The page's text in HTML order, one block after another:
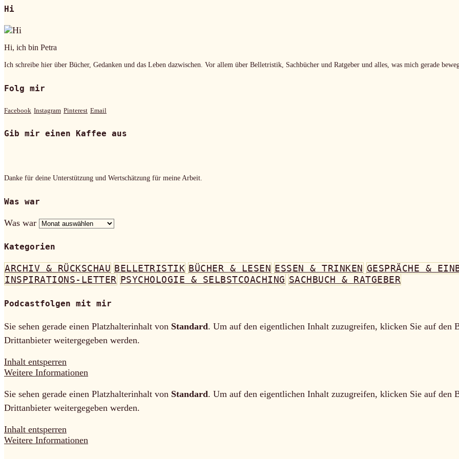
Hi
Hi, ich bin Petra
Ich schreibe hier über Bücher, Gedanken und das Leben dazwischen. Vor allem über Belletristik, Sachbücher und Ratgeber und alles, was mich gerade
Folg mir
Facebook Instagram Pinterest Email
Gib mir einen Kaffee aus
Danke für deine Unterstützung und Wertschätzung für meine Arbeit.
Was war
Was war
Kategorien
ARCHIV & RÜCKSCHAU BELLETRISTIK BÜCHER & LESEN ESSEN & TRINKEN GESPRÄCHE &
INSPIRATIONS-LETTER PSYCHOLOGIE & SELBSTCOACHING SACHBUCH & RATGEBER
Podcastfolgen mit mir
Sie sehen gerade einen Platzhalterinhalt von Standard. Um auf den eigentlichen Inhalt zuzugreifen, klicken Sie auf den
Drittanbieter weitergegeben werden.
Inhalt entsperren
Weitere Informationen
Sie sehen gerade einen Platzhalterinhalt von Standard. Um auf den eigentlichen Inhalt zuzugreifen, klicken Sie auf den
Drittanbieter weitergegeben werden.
Inhalt entsperren
Weitere Informationen